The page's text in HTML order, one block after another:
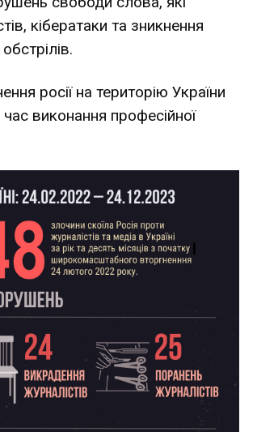
кібератаки та зникнення
росії на територію України
виконання професійної